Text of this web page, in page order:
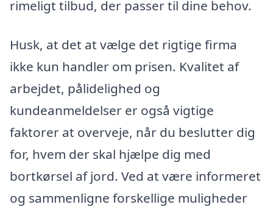
rimeligt tilbud, der passer til dine behov.
Husk, at det at vælge det rigtige firma
ikke kun handler om prisen. Kvalitet af
arbejdet, pålidelighed og
kundeanmeldelser er også vigtige
faktorer at overveje, når du beslutter dig
for, hvem der skal hjælpe dig med
bortkørsel af jord. Ved at være informeret
og sammenligne forskellige muligheder